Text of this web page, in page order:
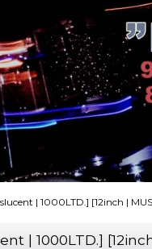
| 1000LTD.] [12inch |
| 1000LTD.] [12inch